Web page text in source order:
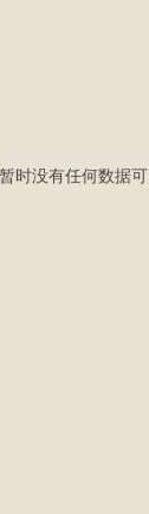
暂时没有任何数据